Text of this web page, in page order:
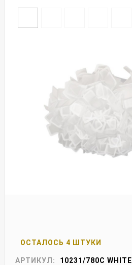
ОСТАЛОСЬ 4 ШТУКИ
АРТИКУЛ: 10231/780C WHITE